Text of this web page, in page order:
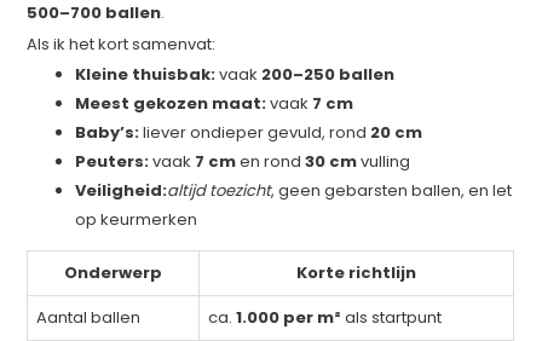
500–700 ballen.
Als ik het kort samenvat:
Kleine thuisbak:vaak 200–250 ballen
Meest gekozen maat:vaak 7 cm
Baby’s:liever ondieper gevuld, rond 20 cm
Peuters:vaak 7 cmen rond30 cmvulling
Veiligheid:altijd toezicht, geen gebarsten ballen, en let
op keurmerken
Onderwerp
Korte richtlijn
Aantal ballen
ca. 1.000 per m² als startpunt